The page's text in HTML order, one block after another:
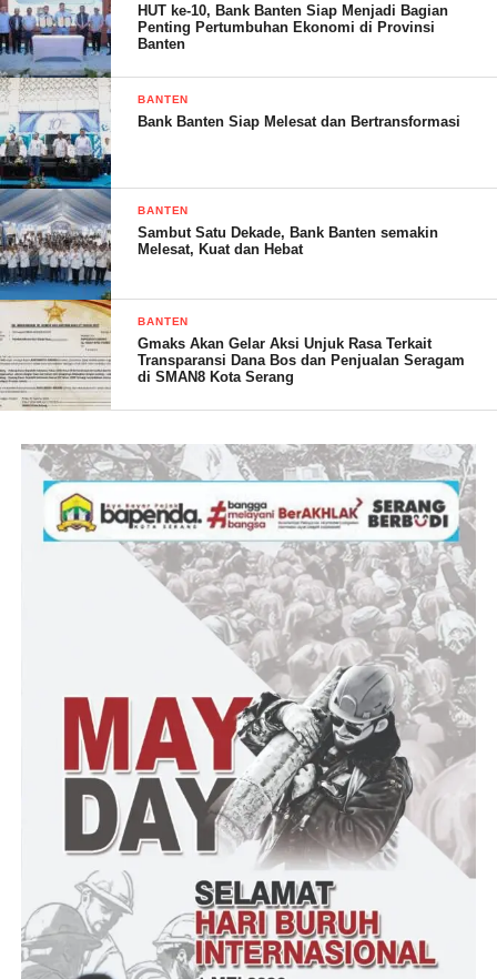
pademi COVID-19 sampai dengan saat ini belum bisa
menganggarkan dari APBDes karena tidak terakomodir biaya,
maka biaya dari Swadaya masyarakat dan Sumbangan dari uang
peribadi Kepala Desa.
(YEN/RG)
Post Views: 19
HUT ke-10, Bank Banten Siap Menjadi Bagian
Penting Pertumbuhan Ekonomi di Provinsi
Banten
BANTEN
Bank Banten Siap Melesat dan Bertransformasi
BANTEN
Sambut Satu Dekade, Bank Banten semakin
Melesat, Kuat dan Hebat
BANTEN
Gmaks Akan Gelar Aksi Unjuk Rasa Terkait
Transparansi Dana Bos dan Penjualan Seragam
di SMAN8 Kota Serang